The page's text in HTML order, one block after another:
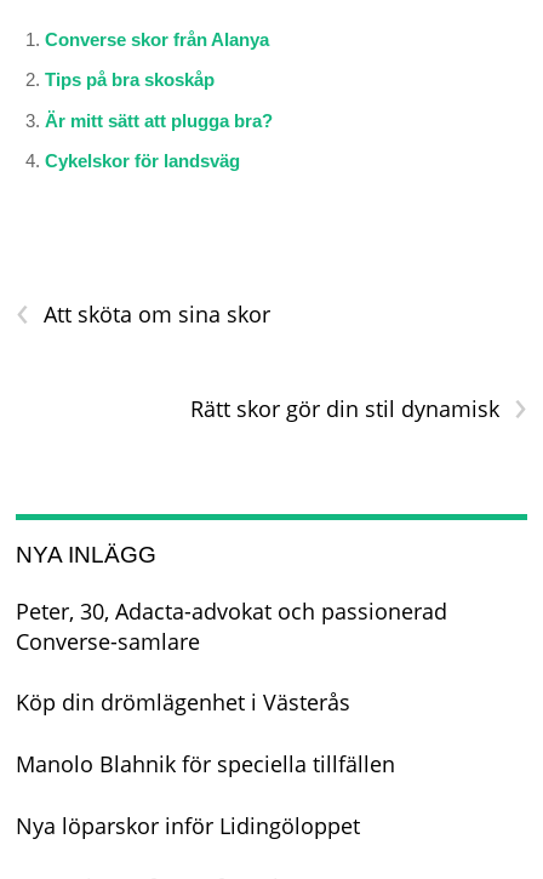
Converse skor från Alanya
Tips på bra skoskåp
Är mitt sätt att plugga bra?
Cykelskor för landsväg
‹ Att sköta om sina skor
›
Rätt skor gör din stil dynamisk
NYA INLÄGG
Peter, 30, Adacta-advokat och passionerad
Converse-samlare
Köp din drömlägenhet i Västerås
Manolo Blahnik för speciella tillfällen
Nya löparskor inför Lidingöloppet